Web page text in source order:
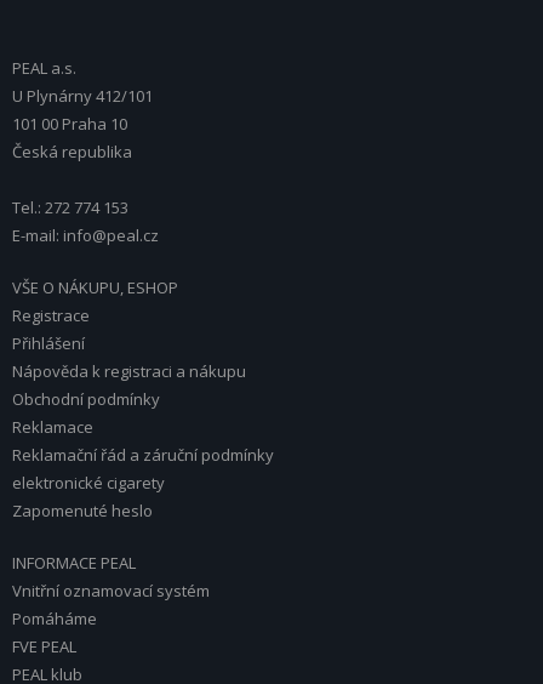
PEAL a.s.
U Plynárny 412/101
101 00 Praha 10
Česká republika
Tel.: 272 774 153
E-mail: info@peal.cz
VŠE O NÁKUPU, ESHOP
Registrace
Přihlášení
Nápověda k registraci a nákupu
Obchodní podmínky
Reklamace
Reklamační řád a záruční podmínky
elektronické cigarety
Zapomenuté heslo
INFORMACE PEAL
Vnitřní oznamovací systém
Pomáháme
FVE PEAL
PEAL klub